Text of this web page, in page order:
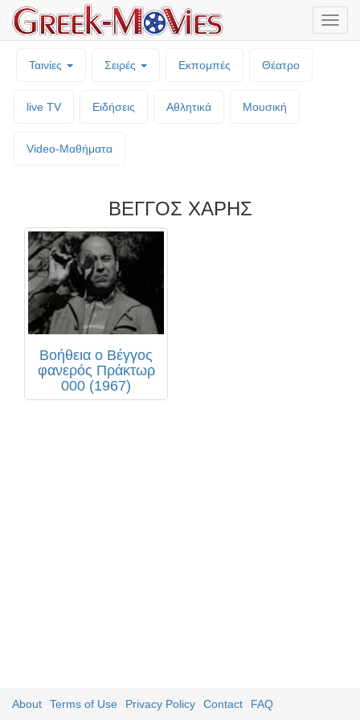
Ταινίες Σειρές Εκπομπές Θέατρο
live TV Ειδήσεις Αθλητικά Μουσική
Video-Mαθήματα
ΒΕΓΓΟΣ ΧΑΡΗΣ
Βοήθεια ο Βέγγος
φανερός Πράκτωρ
000 (1967)
About Terms of Use Privacy Policy Contact FAQ